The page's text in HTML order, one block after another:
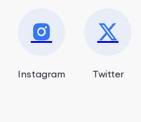
Instagram Twitter